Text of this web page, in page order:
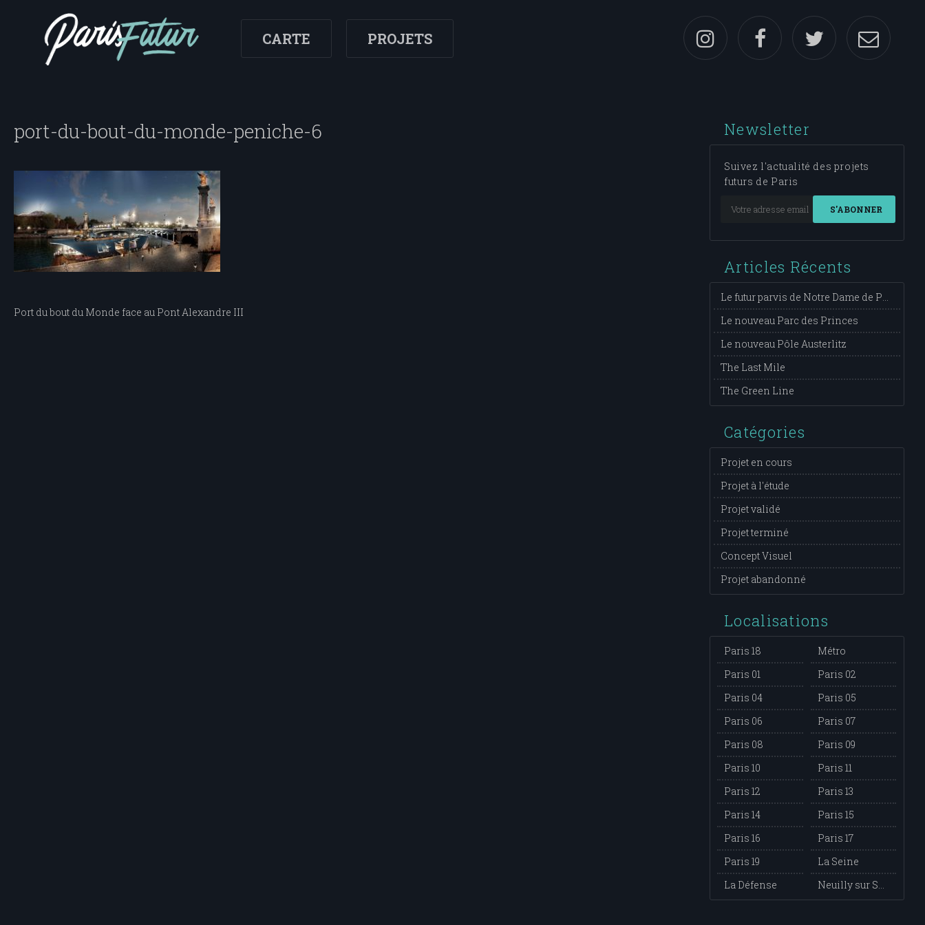
CARTE PROJETS
port-du-bout-du-monde-peniche-6
Navigation
Port du bout du Monde face au Pont Alexandre III
Newsletter
Suivez l'actualité des projets
futurs de Paris
S'ABONNER
Articles Récents
Le futur parvis de Notre Dame de Paris
Le nouveau Parc des Princes
Le nouveau Pôle Austerlitz
The Last Mile
The Green Line
Catégories
Projet en cours
Projet à l'étude
Projet validé
Projet terminé
Concept Visuel
Projet abandonné
Localisations
Paris 18
Métro
Paris 01
Paris 02
Paris 04
Paris 05
Paris 06
Paris 07
Paris 08
Paris 09
Paris 10
Paris 11
Paris 12
Paris 13
Paris 14
Paris 15
Paris 16
Paris 17
Paris 19
La Seine
La Défense
Neuilly sur Seine